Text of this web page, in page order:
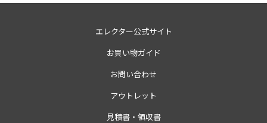
エレクター公式サイト
お買い物ガイド
お問い合わせ
アウトレット
見積書・領収書